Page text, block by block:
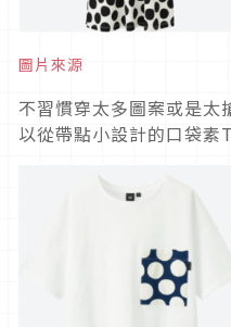
圖片來源
不習慣穿太多圖案或是太
以從帶點小設計的口袋素